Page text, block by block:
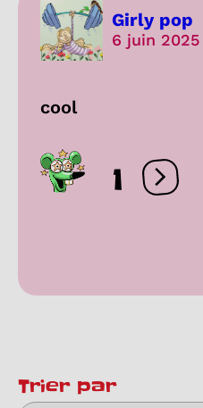
Girly pop
6 juin 2025
cool
1
Trier par